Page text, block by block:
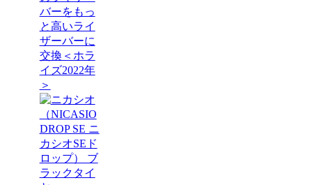
バーをもっ
と高いライ
ザーバーに
交換＜ホラ
イズ2022年
＞